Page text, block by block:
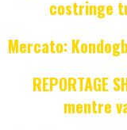
costringe
Mercato:
REPORTAGE
mentre